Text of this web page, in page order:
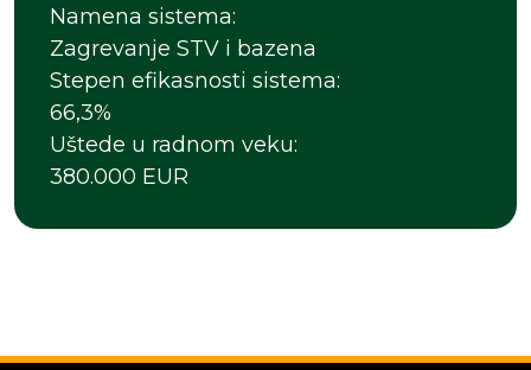
Namena sistema:
Zagrevanje STV i bazena
Stepen efikasnosti sistema:
66,3%
Uštede u radnom veku:
380.000 EUR